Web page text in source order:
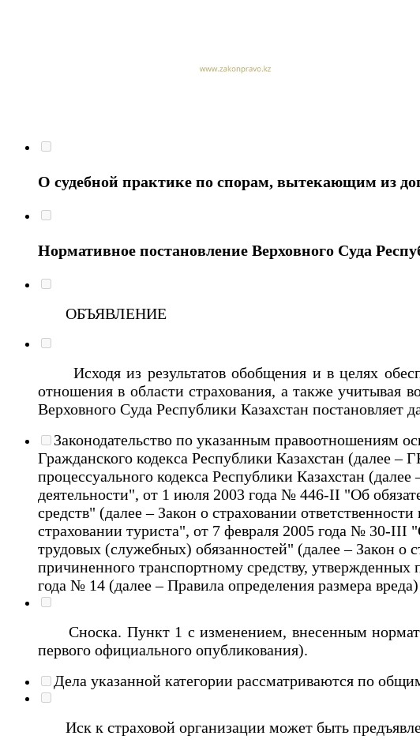
О судебной практике по спорам, вытекающим из
Нормативное постановление Верховного Суда
ОБЪЯВЛЕНИЕ
Исходя из результатов обобщения и в целях
отношения в области страхования, а также учитывая
Верховного Суда Республики Казахстан постановляет
Законодательство по указанным правоотношениям
Гражданского кодекса Республики Казахстан (далее –
процессуального кодекса Республики Казахстан
деятельности", от 1 июля 2003 года № 446-II "Об
средств" (далее – Закон о страховании
страховании туриста", от 7 февраля 2005 года № 30-III
трудовых (служебных) обязанностей" (далее – Закон о
причиненного транспортному средству,
года № 14 (далее – Правила определения размера
Сноска. Пункт 1 с изменением, внесенным
первого официального опубликования).
Дела указанной категории рассматриваются по
Иск к страховой организации может быть